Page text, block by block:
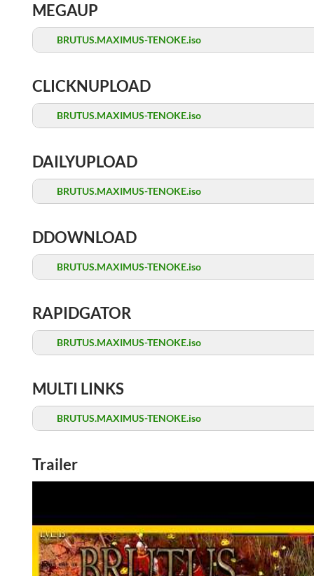
MEGAUP
BRUTUS.MAXIMUS-TENOKE.iso
CLICKNUPLOAD
BRUTUS.MAXIMUS-TENOKE.iso
DAILYUPLOAD
BRUTUS.MAXIMUS-TENOKE.iso
DDOWNLOAD
BRUTUS.MAXIMUS-TENOKE.iso
RAPIDGATOR
BRUTUS.MAXIMUS-TENOKE.iso
MULTI LINKS
BRUTUS.MAXIMUS-TENOKE.iso
Trailer